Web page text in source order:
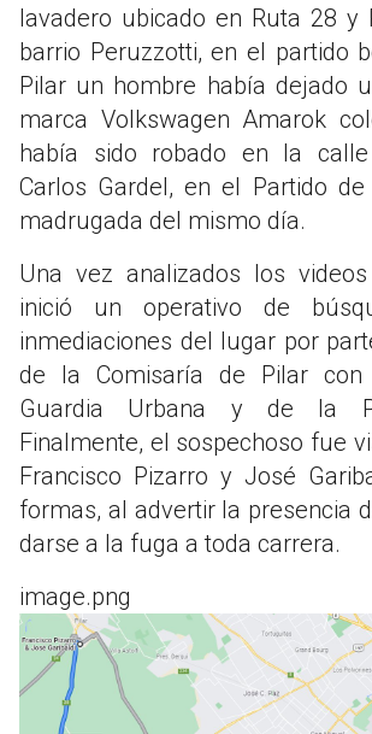
lavadero ubicado en Ruta 28 y
barrio Peruzzotti, en el partido
Pilar un hombre había dejado
marca Volkswagen Amarok
había sido robado en la
Carlos Gardel, en el Partido de
madrugada del mismo día.
Una vez analizados los
inició un operativo de
inmediaciones del lugar por
de la Comisaría de Pilar
Guardia Urbana y de la
Finalmente, el sospechoso fue
Francisco Pizarro y José
formas, al advertir la presencia
darse a la fuga a toda carrera.
image.png